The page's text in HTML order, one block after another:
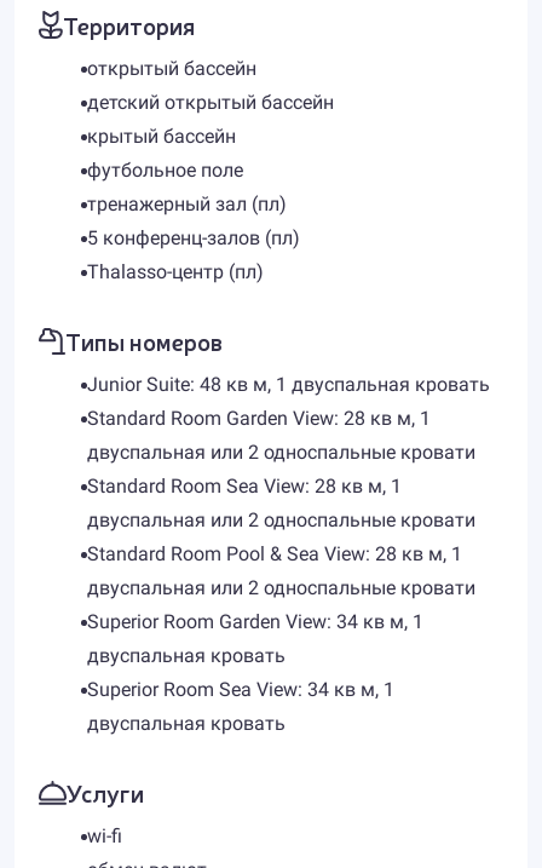
Территория
открытый бассейн
детский открытый бассейн
крытый бассейн
футбольное поле
тренажерный зал (пл)
5 конференц-залов (пл)
Thalasso-центр (пл)
Типы номеров
Junior Suite: 48 кв м, 1 двуспальная кровать
Standard Room Garden View: 28 кв м, 1
двуспальная или 2 односпальные кровати
Standard Room Sea View: 28 кв м, 1
двуспальная или 2 односпальные кровати
Standard Room Pool & Sea View: 28 кв м, 1
двуспальная или 2 односпальные кровати
Superior Room Garden View: 34 кв м, 1
двуспальная кровать
Superior Room Sea View: 34 кв м, 1
двуспальная кровать
Услуги
wi-fi